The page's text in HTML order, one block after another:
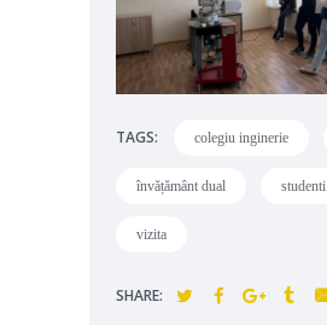
TAGS: colegiu inginerie
învățământ dual studenti
vizita
SHARE: